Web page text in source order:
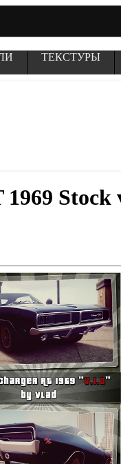
ТЕКСТУРЫ
Stock